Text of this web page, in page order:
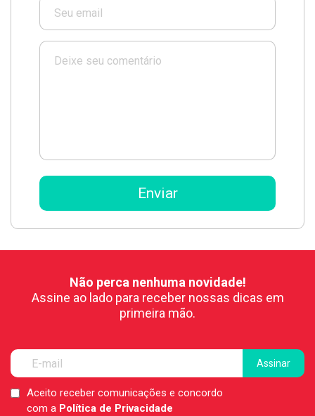
Não perca nenhuma novidade!
Assine ao lado para receber nossas dicas em
primeira mão.
LGPDAceito receber comunicações e concordo
com a Política de Privacidade